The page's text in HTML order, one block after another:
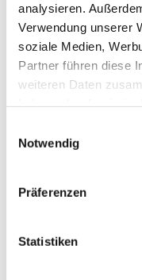
analysieren.
Verwendung unserer
soziale Medien,
Partner führen diese
weiteren Daten
Notwendig
Präferenzen
Statistiken